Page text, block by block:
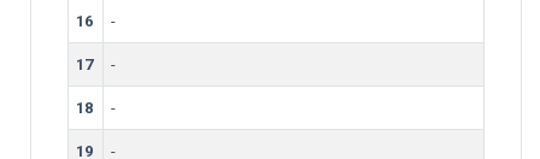
16 -
17 -
18 -
19 -